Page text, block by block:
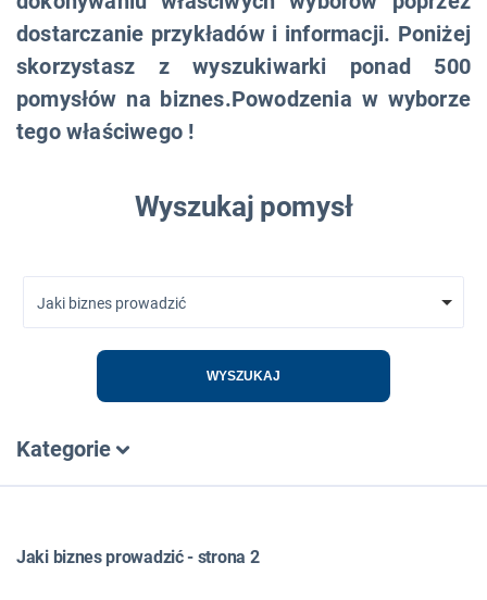
dostarczanie przykładów i informacji. Poniżej
skorzystasz z wyszukiwarki ponad 500
pomysłów na biznes.Powodzenia w wyborze
tego właściwego !
Wyszukaj pomysł
Jaki biznes prowadzić
WYSZUKAJ
Kategorie
FRANCZYZA
Jaki biznes prowadzić - strona 2